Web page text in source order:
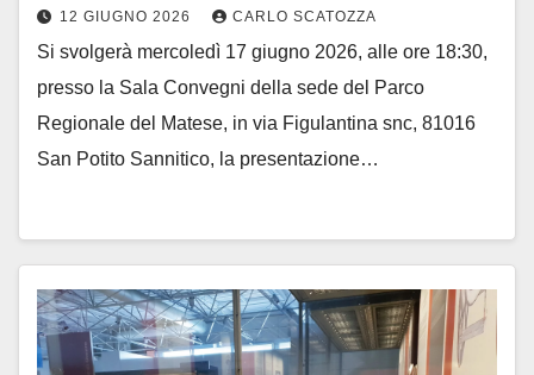
12 GIUGNO 2026 CARLO SCATOZZA
Si svolgerà mercoledì 17 giugno 2026, alle ore 18:30,
presso la Sala Convegni della sede del Parco
Regionale del Matese, in via Figulantina snc, 81016
San Potito Sannitico, la presentazione…